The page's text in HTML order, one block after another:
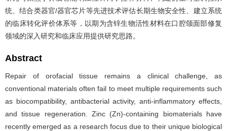
统、结合类器官/器官芯片等先进技术评估长期生物安全性、建立系统
的临床转化评价体系等，以期为含锌生物活性材料在口腔颌面部修复
领域的深入研究和临床应用提供研究思路。
Abstract
Repair of orofacial tissue remains a clinical challenge, as
conventional materials often fail to meet multiple requirements such
as biocompatibility, antibacterial activity, anti-inflammatory effects,
and tissue regeneration. Zinc (Zn)-containing biomaterials have
recently emerged as a research focus due to their unique biological